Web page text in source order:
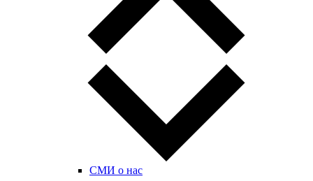
СМИ о нас